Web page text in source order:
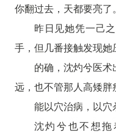
你翻过去，天都要亮了
昨日见她凭一己
手，但几番接触发现她
的确，沈灼兮医
远，也不管那人高矮胖
能以穴治病，以穴
沈灼兮也不想